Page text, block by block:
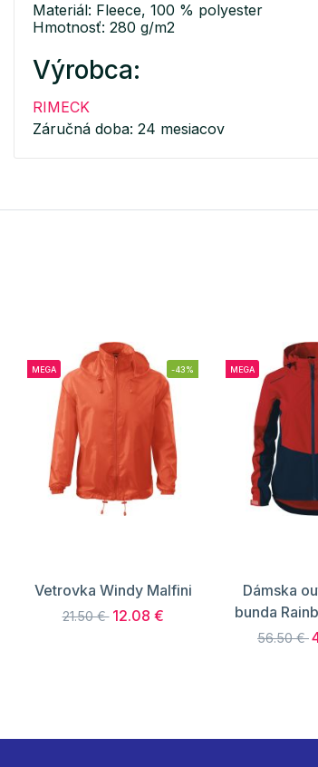
Materiál: Fleece, 100 % polyester
Hmotnosť: 280 g/m2
Výrobca:
RIMECK
Záručná doba: 24 mesiacov
MEGA -43%
Vetrovka Windy Malfini
21.50 € 12.08 €
MEGA
Dámska
bunda
56.50 €